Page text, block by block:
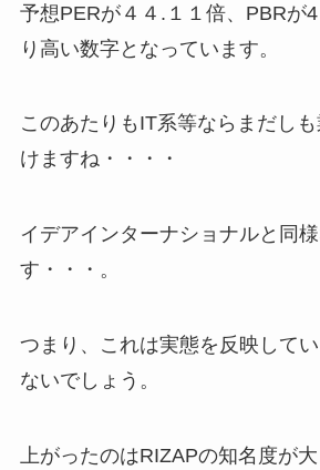
予想PERが４４.１１倍、PBRが
り高い数字となっています。
このあたりもIT系等ならまだし
けますね・・・・
イデアインターナショナルと同
す・・・。
つまり、これは実態を反映して
ないでしょう。
上がったのはRIZAPの知名度が